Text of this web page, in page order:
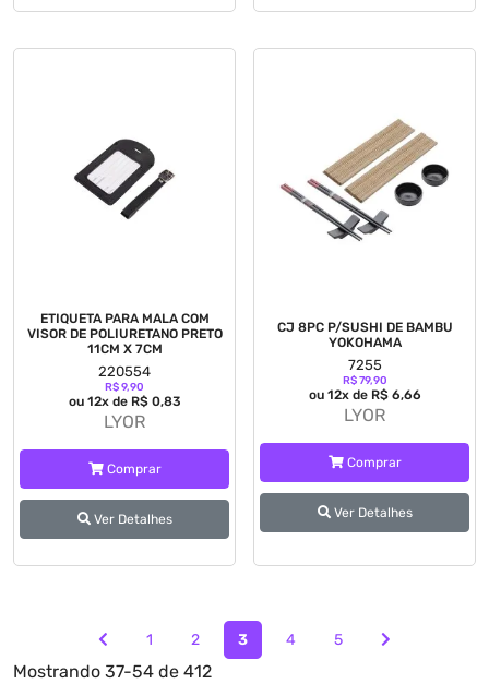
ETIQUETA PARA MALA COM
VISOR DE POLIURETANO PRETO
11CM X 7CM
220554
R$ 9,90
ou 12x de R$ 0,83
LYOR
Comprar
Ver Detalhes
CJ 8PC P/SUSHI DE BAMBU
YOKOHAMA
7255
R$ 79,90
ou 12x de R$ 6,66
LYOR
Comprar
Ver Detalhes
1 2 3 4 5
Mostrando 37-54 de 412